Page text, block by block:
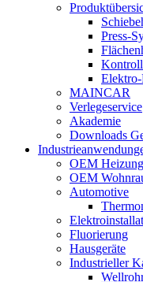
Press-
MAINCAR
Verlegeservice
Akademie
Downloads
OEM
OEM
Automotive
Fluorierung
Hausgeräte
Industrieller